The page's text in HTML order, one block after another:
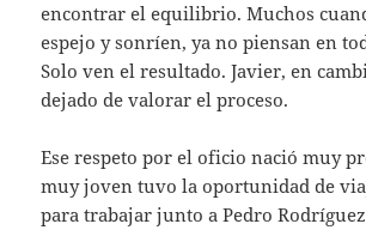
encontrar el equilibrio. Muchos
espejo y sonríen, ya no piensan en
Solo ven el resultado. Javier, en
dejado de valorar el proceso.
Ese respeto por el oficio nació muy
muy joven tuvo la oportunidad de
para trabajar junto a Pedro